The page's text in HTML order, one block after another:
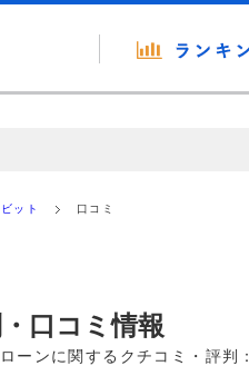
ています。
ット 口コミ
口コミ情報
ーンに関するクチコミ・評判：